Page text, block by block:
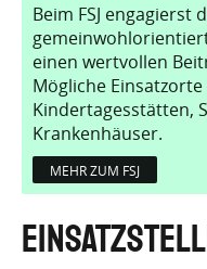
Beim FSJ engagierst
einen wertvollen
Mögliche
Kindertagesstätten,
Krankenhäuser.
MEHR ZUM FSJ